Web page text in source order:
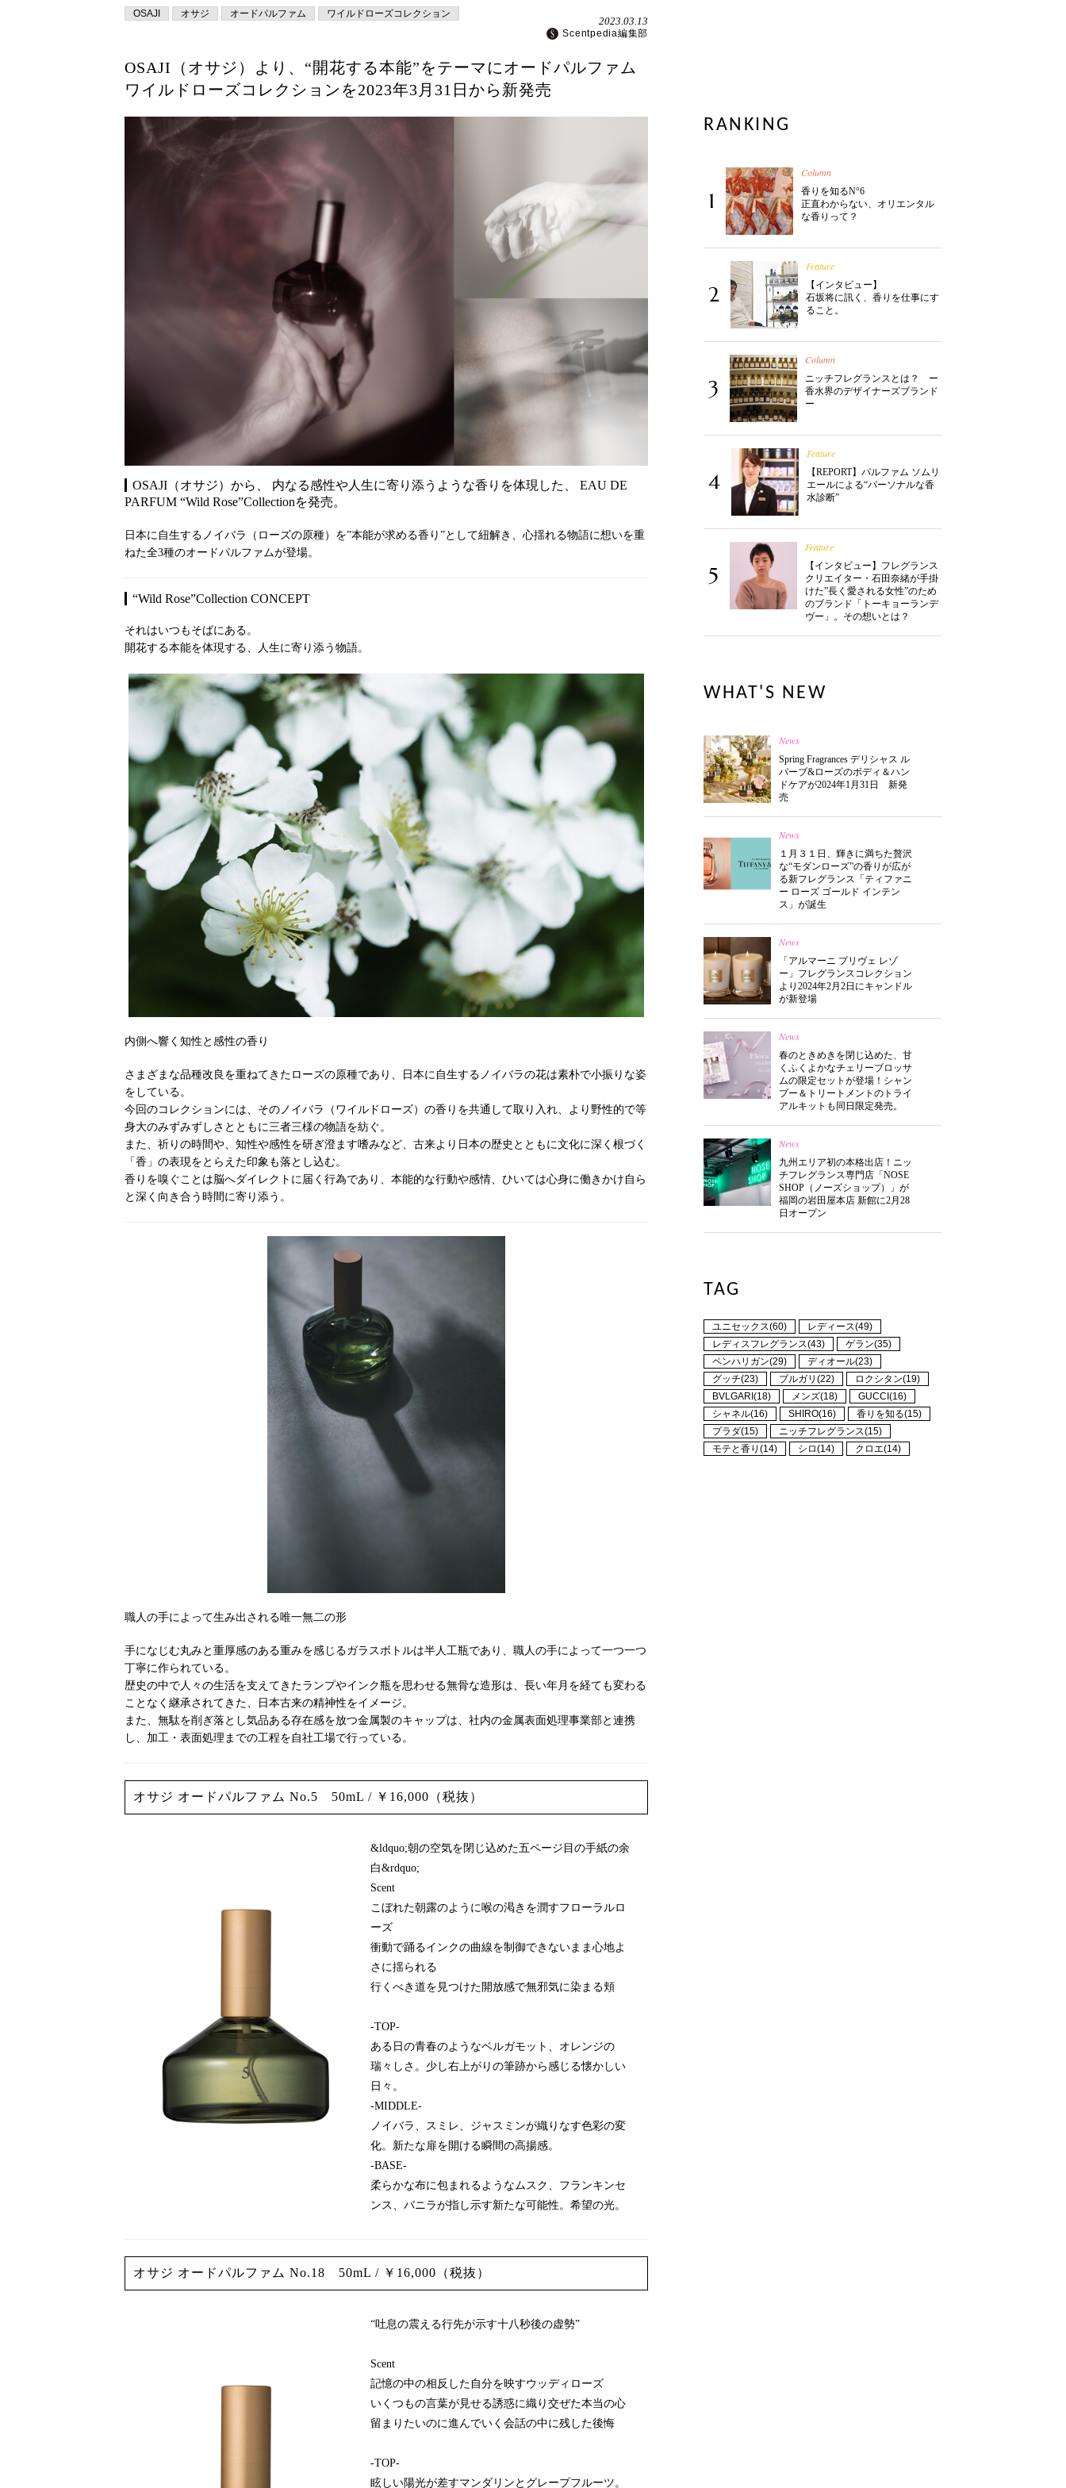
OSAJI オサジ オードパルファム ワイルドローズコレクション
2023.03.13
Scentpedia編集部
OSAJI（オサジ）より、“開花する本能”をテーマにオードパルファム
ワイルドローズコレクションを2023年3月31日から新発売
OSAJI（オサジ）から、 内なる感性や人生に寄り添うような香りを体現した、 EAU DE
PARFUM “Wild Rose”Collectionを発売。
日本に自生するノイバラ（ローズの原種）を”本能が求める香り”として紐解き、心揺れる物語に想いを重
ねた全3種のオードパルファムが登場。
“Wild Rose”Collection CONCEPT
それはいつもそばにある。
開花する本能を体現する、人生に寄り添う物語。
内側へ響く知性と感性の香り
さまざまな品種改良を重ねてきたローズの原種であり、日本に自生するノイバラの花は素朴で小振りな姿
をしている。
今回のコレクションには、そのノイバラ（ワイルドローズ）の香りを共通して取り入れ、より野性的で等
身大のみずみずしさとともに三者三様の物語を紡ぐ。
また、祈りの時間や、知性や感性を研ぎ澄ます嗜みなど、古来より日本の歴史とともに文化に深く根づく
「香」の表現をとらえた印象も落とし込む。
香りを嗅ぐことは脳へダイレクトに届く行為であり、本能的な行動や感情、ひいては心身に働きかけ自ら
と深く向き合う時間に寄り添う。
職人の手によって生み出される唯一無二の形
手になじむ丸みと重厚感のある重みを感じるガラスボトルは半人工瓶であり、職人の手によって一つ一つ
丁寧に作られている。
歴史の中で人々の生活を支えてきたランプやインク瓶を思わせる無骨な造形は、長い年月を経ても変わる
ことなく継承されてきた、日本古来の精神性をイメージ。
また、無駄を削ぎ落とし気品ある存在感を放つ金属製のキャップは、社内の金属表面処理事業部と連携
し、加工・表面処理までの工程を自社工場で行っている。
オサジ オードパルファム No.5 50mL / ￥16,000（税抜）
&ldquo;朝の空気を閉じ込めた五ページ目の手紙の余
白&rdquo;
Scent
こぼれた朝露のように喉の渇きを潤すフローラルロ
ーズ
衝動で踊るインクの曲線を制御できないまま心地よ
さに揺られる
行くべき道を見つけた開放感で無邪気に染まる頬
-TOP-
ある日の青春のようなベルガモット、オレンジの
瑞々しさ。少し右上がりの筆跡から感じる懐かしい
日々。
-MIDDLE-
ノイバラ、スミレ、ジャスミンが織りなす色彩の変
化。新たな扉を開ける瞬間の高揚感。
-BASE-
柔らかな布に包まれるようなムスク、フランキンセ
ンス、バニラが指し示す新たな可能性。希望の光。
オサジ オードパルファム No.18 50mL / ￥16,000（税抜）
“吐息の震える行先が示す十八秒後の虚勢”
Scent
記憶の中の相反した自分を映すウッディローズ
いくつもの言葉が見せる誘惑に織り交ぜた本当の心
留まりたいのに進んでいく会話の中に残した後悔
-TOP-
眩しい陽光が差すマンダリンとグレープフルーツ。
RANKING
1
Column
香りを知るN°6
正直わからない、オリエンタル
な香りって？
2
Feature
【インタビュー】
石坂将に訊く、香りを仕事にす
ること。
3
Column
ニッチフレグランスとは？ ー
香水界のデザイナーズブランド
ー
4
Feature
【REPORT】パルファム ソムリ
エールによる“パーソナルな香
水診断”
5
Feature
【インタビュー】フレグランス
クリエイター・石田奈緒が手掛
けた”長く愛される女性”のため
のブランド「トーキョーランデ
ヴー」。その想いとは？
WHAT'S NEW
News
Spring Fragrances デリシャス ル
バーブ&ローズのボディ＆ハン
ドケアが2024年1月31日 新発
売
News
１月３１日、輝きに満ちた贅沢
な“モダンローズ”の香りが広が
る新フレグランス「ティファニ
ー ローズ ゴールド インテン
ス」が誕生
News
「アルマーニ プリヴェ レゾ
ー」フレグランスコレクション
より2024年2月2日にキャンドル
が新登場
News
春のときめきを閉じ込めた、甘
くふくよかなチェリーブロッサ
ムの限定セットが登場！シャン
プー＆トリートメントのトライ
アルキットも同日限定発売。
News
九州エリア初の本格出店！ニッ
チフレグランス専門店「NOSE
SHOP（ノーズショップ）」が
福岡の岩田屋本店 新館に2月28
日オープン
TAG
ユニセックス(60)
レディース(49)
レディスフレグランス(43)
ゲラン(35)
ペンハリガン(29)
ディオール(23)
グッチ(23)
ブルガリ(22)
ロクシタン(19)
BVLGARI(18)
メンズ(18)
GUCCI(16)
シャネル(16)
SHIRO(16)
香りを知る(15)
プラダ(15)
ニッチフレグランス(15)
モテと香り(14)
シロ(14) クロエ(14)